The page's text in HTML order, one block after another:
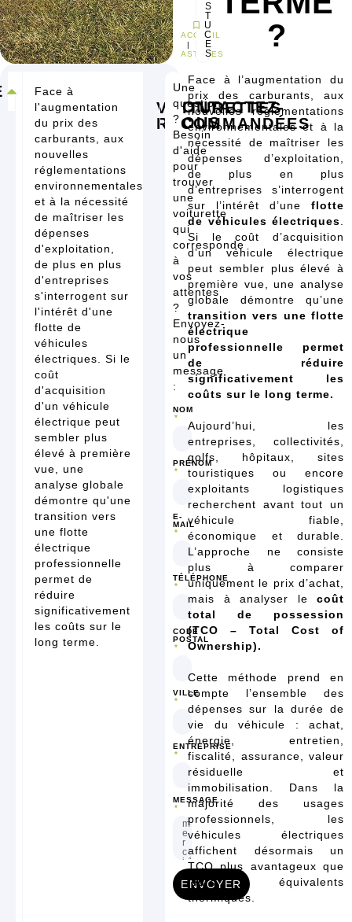
ACCUEIL
|
ASTUCES
S
T
U
C
E
S
?
RÉSUMÉ
Face à
l'augmentation
du prix des
carburants, aux
nouvelles
réglementations
environnementales
et à la nécessité
de maîtriser les
dépenses
d'exploitation,
de plus en plus
d'entreprises
s'interrogent sur
l'intérêt d'une
flotte de
véhicules
électriques. Si le
coût
d'acquisition
d'un véhicule
électrique peut
sembler plus
élevé à première
vue, une
analyse globale
démontre qu'une
transition vers
une flotte
électrique
professionnelle
permet de
réduire
significativement
les coûts sur le
long terme.
VOITURETTES
RECOMMANDÉES
PERMIS
B
UTILITAIRE
ÉLECTRIQUE
MELEX
N30
CONFIGURER
GOLFETTE
YAMAHA
DRIVE2
CONFIGURER
CONTACTEZ-
NOUS
Une
question
?
Besoin
d'aide
pour
trouver
une
voiturette
qui
corresponde
à
vos
attentes
?
Envoyez-
nous
un
message
:
NOM
PRÉNOM
E-
MAIL
TÉLÉPHONE
CODE
POSTAL
VILLE
ENTREPRISE
MESSAGE
ENVOYER
Face à l’augmentation du
prix des carburants, aux
nouvelles réglementations
environnementales et à la
nécessité de maîtriser les
dépenses d’exploitation,
de plus en plus
d’entreprises s’interrogent
sur l’intérêt d’une flotte
de véhicules électriques
Si le coût d’acquisition
d’un véhicule électrique
peut sembler plus élevé à
première vue, une analyse
globale démontre qu’une
transition vers une flotte
électrique
professionnelle permet
de réduire
significativement les
coûts sur le long terme.
Aujourd’hui, les
entreprises, collectivités,
golfs, hôpitaux, sites
touristiques ou encore
exploitants logistiques
recherchent avant tout un
véhicule fiable,
économique et durable.
L’approche ne consiste
plus à comparer
uniquement le prix d’achat,
mais à analyser le coût
total de possession
(TCO – Total Cost of
Ownership).
Cette méthode prend en
compte l’ensemble des
dépenses sur la durée de
vie du véhicule : achat,
énergie, entretien,
fiscalité, assurance, valeur
résiduelle et
immobilisation. Dans la
majorité des usages
professionnels, les
véhicules électriques
affichent désormais un
TCO plus avantageux que
leurs équivalents
thermiques.